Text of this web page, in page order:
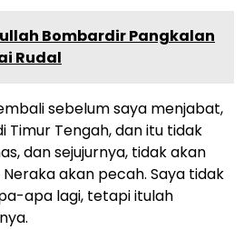
Bombardir Pangkalan
Rudal
sebelum saya menjabat,
Timur Tengah, dan itu tidak
dan sejujurnya, tidak akan
akan pecah. Saya tidak
apa lagi, tetapi itulah